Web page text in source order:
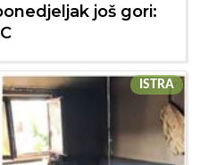
još gori:
ISTRA